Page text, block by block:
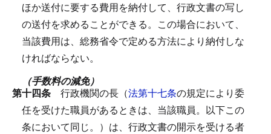
ほか送付に要する費用を納付して、行政文書の写し
の送付を求めることができる。 この場合において、
当該費用は、総務省令で定める方法により納付しな
ければならない。
（手数料の減免）
第十四条 行政機関の長（法第十七条の規定により委
任を受けた職員があるときは、当該職員。以下この
条において同じ。）は、行政文書の開示を受ける者